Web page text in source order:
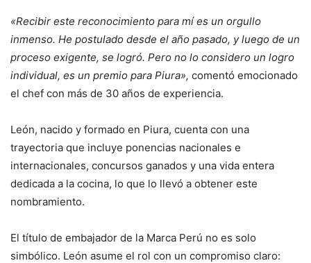
«Recibir este reconocimiento para mí es un orgullo
inmenso. He postulado desde el año pasado, y luego de un
proceso exigente, se logró. Pero no lo considero un logro
individual, es un premio para Piura», comentó emocionado
el chef con más de 30 años de experiencia.
León, nacido y formado en Piura, cuenta con una
trayectoria que incluye ponencias nacionales e
internacionales, concursos ganados y una vida entera
dedicada a la cocina, lo que lo llevó a obtener este
nombramiento.
El título de embajador de la Marca Perú no es solo
simbólico. León asume el rol con un compromiso claro: